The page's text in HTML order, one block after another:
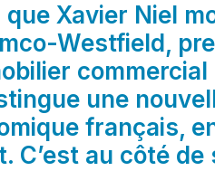
Xavier Niel
Westfield,
une
français,
C’est au côté